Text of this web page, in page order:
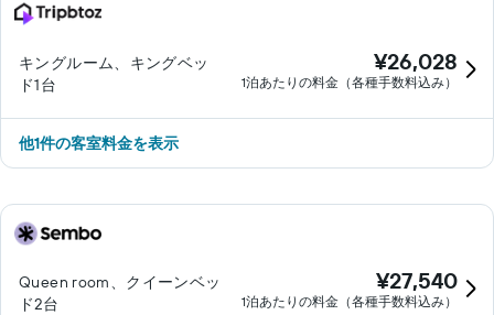
キングルーム、キングベッ
ド1台
¥26,028
1泊あたりの料金（各種手数料込み）
他1件の客室料金を表示
Queen room、クイーンベッ
ド2台
¥27,540
1泊あたりの料金（各種手数料込み）